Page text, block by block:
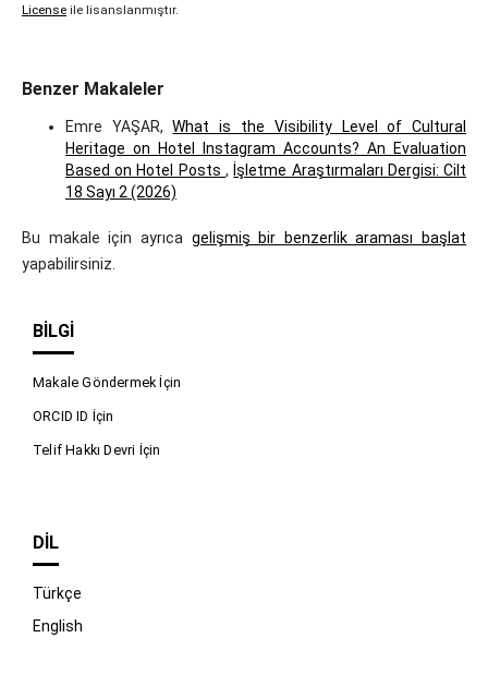
Licenseile lisanslanmıştır.
Benzer Makaleler
Emre YAŞAR,What is the Visibility Level of Cultural
Heritage on Hotel Instagram Accounts? An Evaluation
Based on Hotel Posts , İşletme Araştırmaları Dergisi: Cilt
18 Sayı 2 (2026)
Bu makale için ayrıca gelişmiş bir benzerlik araması başlat
yapabilirsiniz.
BILGI
Makale Göndermek İçin
ORCID ID İçin
Telif Hakkı Devri İçin
DIL
Türkçe
English